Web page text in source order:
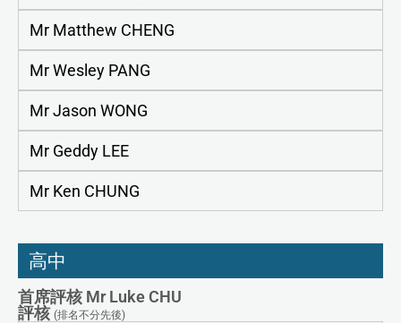
Mr Matthew CHENG
Mr Wesley PANG
Mr Jason WONG
Mr Geddy LEE
Mr Ken CHUNG
高中
首席評核 Mr Luke CHU
評核 (排名不分先後)